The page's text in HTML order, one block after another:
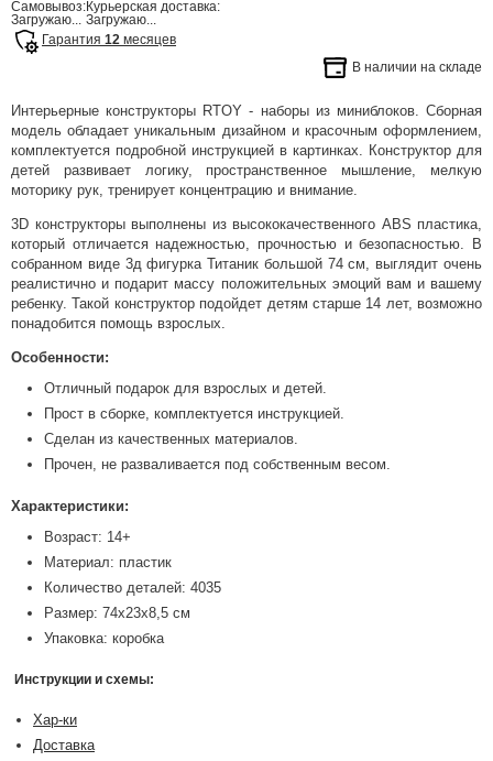
Самовывоз:
Загружаю...
Курьерская доставка:
Загружаю...
Гарантия 12 месяцев
В наличии на складе
Интерьерные конструкторы RTOY - наборы из миниблоков. Сборная
модель обладает уникальным дизайном и красочным оформлением,
комплектуется подробной инструкцией в картинках. Конструктор для
детей развивает логику, пространственное мышление, мелкую
моторику рук, тренирует концентрацию и внимание.
3D конструкторы выполнены из высококачественного ABS пластика,
который отличается надежностью, прочностью и безопасностью. В
собранном виде 3д фигурка Титаник большой 74 см, выглядит очень
реалистично и подарит массу положительных эмоций вам и вашему
ребенку. Такой конструктор подойдет детям старше 14 лет, возможно
понадобится помощь взрослых.
Особенности:
Отличный подарок для взрослых и детей.
Прост в сборке, комплектуется инструкцией.
Сделан из качественных материалов.
Прочен, не разваливается под собственным весом.
Характеристики:
Возраст: 14+
Материал: пластик
Количество деталей: 4035
Размер: 74х23х8,5 см
Упаковка: коробка
Инструкции и схемы:
Хар-ки
Доставка